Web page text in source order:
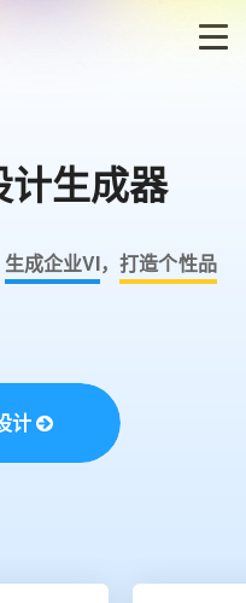
器 生成器
生成企业VI，打造个性品
计